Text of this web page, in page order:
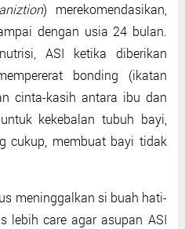
) merekomendasikan,
dengan usia 24 bulan.
ASI ketika diberikan
bonding (ikatan
cinta-kasih antara ibu dan
kekebalan tubuh bayi,
cukup, membuat bayi tidak
meninggalkan si buah hati-
lebih care agar asupan ASI